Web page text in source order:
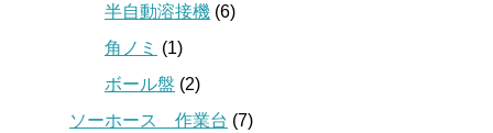
半自動溶接機 (6)
角ノミ (1)
ボール盤 (2)
ソーホース 作業台 (7)